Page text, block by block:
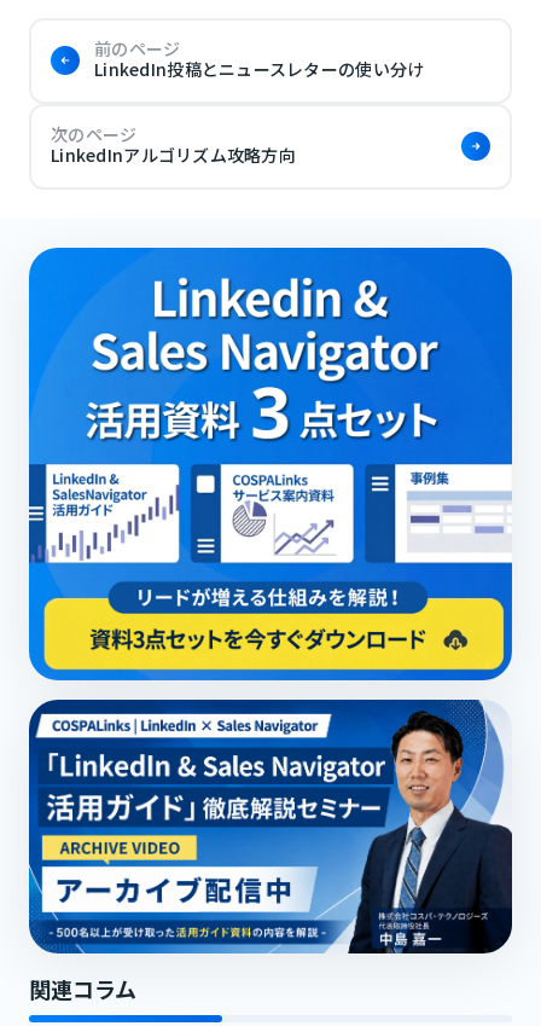
前のページ
LinkedIn投稿とニュースレターの使い分け
次のページ
LinkedInアルゴリズム攻略方向
関連コラム